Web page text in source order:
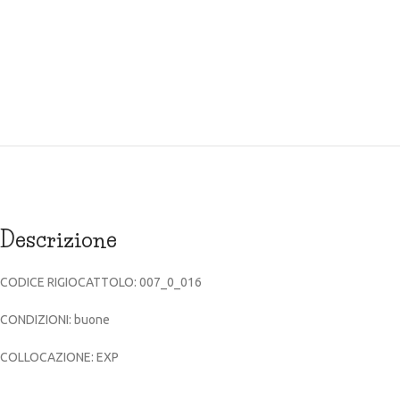
Descrizione
CODICE RIGIOCATTOLO: 007_0_016
CONDIZIONI: buone
COLLOCAZIONE: EXP